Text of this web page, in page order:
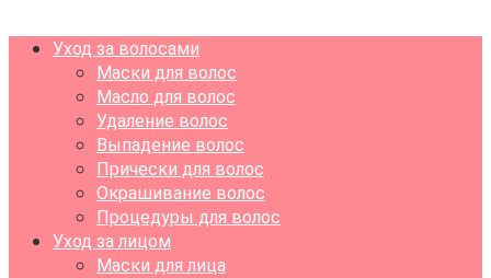
Уход за волосами
Маски для волос
Масло для волос
Удаление волос
Выпадение волос
Прически для волос
Окрашивание волос
Процедуры для волос
Уход за лицом
Маски для лица